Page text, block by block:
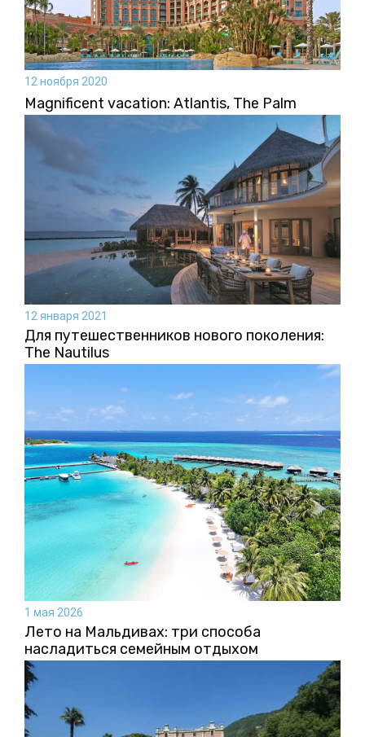
12 ноября 2020
Magnificent vacation: Atlantis, The Palm
12 января 2021
Для путешественников нового поколения:
The Nautilus
1 мая 2026
Лето на Мальдивах: три способа
насладиться семейным отдыхом